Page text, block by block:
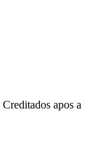
Creditados apos a